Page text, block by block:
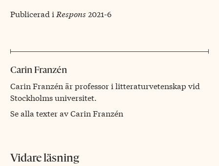
Publicerad i Respons 2021-6
Carin Franzén
Carin Franzén är professor i litteraturvetenskap vid
Stockholms universitet.
Se alla texter av Carin Franzén
Vidare läsning